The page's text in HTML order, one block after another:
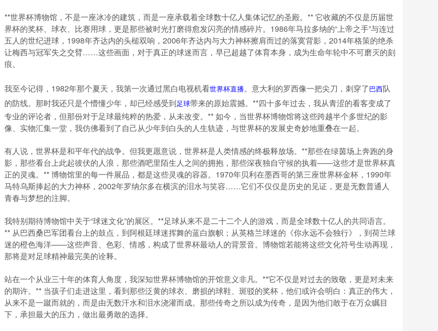
**世界杯博物馆，不是一座冰冷的建筑，而是一座承载着全球数十亿人集体记忆的圣殿。** 它收藏的不仅是历届世
界杯的奖杯、球衣、比赛用球，更是那些被时光打磨得愈发闪亮的情感碎片。1986年马拉多纳的“上帝之手”与连过
五人的世纪进球，1998年齐达内的头槌双响，2006年齐达内与大力神杯擦肩而过的落寞背影，2014年格策的绝杀
让梅西与冠军失之交臂……这些画面，对于真正的球迷而言，早已超越了体育本身，成为生命年轮中不可磨灭的刻
痕。
我至今记得，1982年那个夏天，我第一次通过黑白电视机看世界杯直播。意大利的罗西像一把尖刀，刺穿了巴西队
的防线。那时我还只是个懵懂少年，却已经感受到足球带来的原始震撼。**四十多年过去，我从青涩的看客变成了
专业的评论者，但那份对于足球最纯粹的热爱，从未改变。** 如今，当世界杯博物馆将这些跨越半个多世纪的影
像、实物汇集一堂，我仿佛看到了自己从少年到白头的人生轨迹，与世界杯的发展史奇妙地重叠在一起。
有人说，世界杯是和平年代的战争。但我更愿意说，世界杯是人类情感的终极释放场。**那些在绿茵场上奔跑的身
影，那些看台上此起彼伏的人浪，那些酒吧里陌生人之间的拥抱，那些深夜独自守候的执着——这些才是世界杯真
正的灵魂。** 博物馆里的每一件展品，都是这些灵魂的容器。1970年贝利在墨西哥的第三座世界杯金杯，1990年
马特乌斯捧起的大力神杯，2002年罗纳尔多在横滨的泪水与笑容……它们不仅仅是历史的见证，更是无数普通人
青春与梦想的注脚。
我特别期待博物馆中关于“球迷文化”的展区。**足球从来不是二十二个人的游戏，而是全球数十亿人的共同语言。
** 从巴西桑巴军团看台上的鼓点，到阿根廷球迷挥舞的蓝白旗帜；从英格兰球迷的《你永远不会独行》，到荷兰球
迷的橙色海洋——这些声音、色彩、情感，构成了世界杯最动人的背景音。博物馆若能将这些文化符号生动再现，
那将是对足球精神最完美的诠释。
站在一个从业三十年的体育人角度，我深知世界杯博物馆的开馆意义非凡。**它不仅是对过去的致敬，更是对未来
的期许。** 当孩子们走进这里，看到那些泛黄的球衣、磨损的球鞋、斑驳的奖杯，他们或许会明白：真正的伟大，
从来不是一蹴而就的，而是由无数汗水和泪水浇灌而成。那些传奇之所以成为传奇，是因为他们敢于在万众瞩目
下，承担最大的压力，做出最勇敢的选择。